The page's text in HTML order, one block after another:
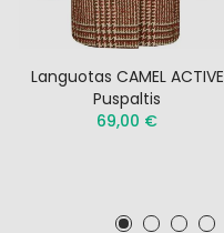
Languotas CAMEL ACTIVE
Puspaltis
69,00 €